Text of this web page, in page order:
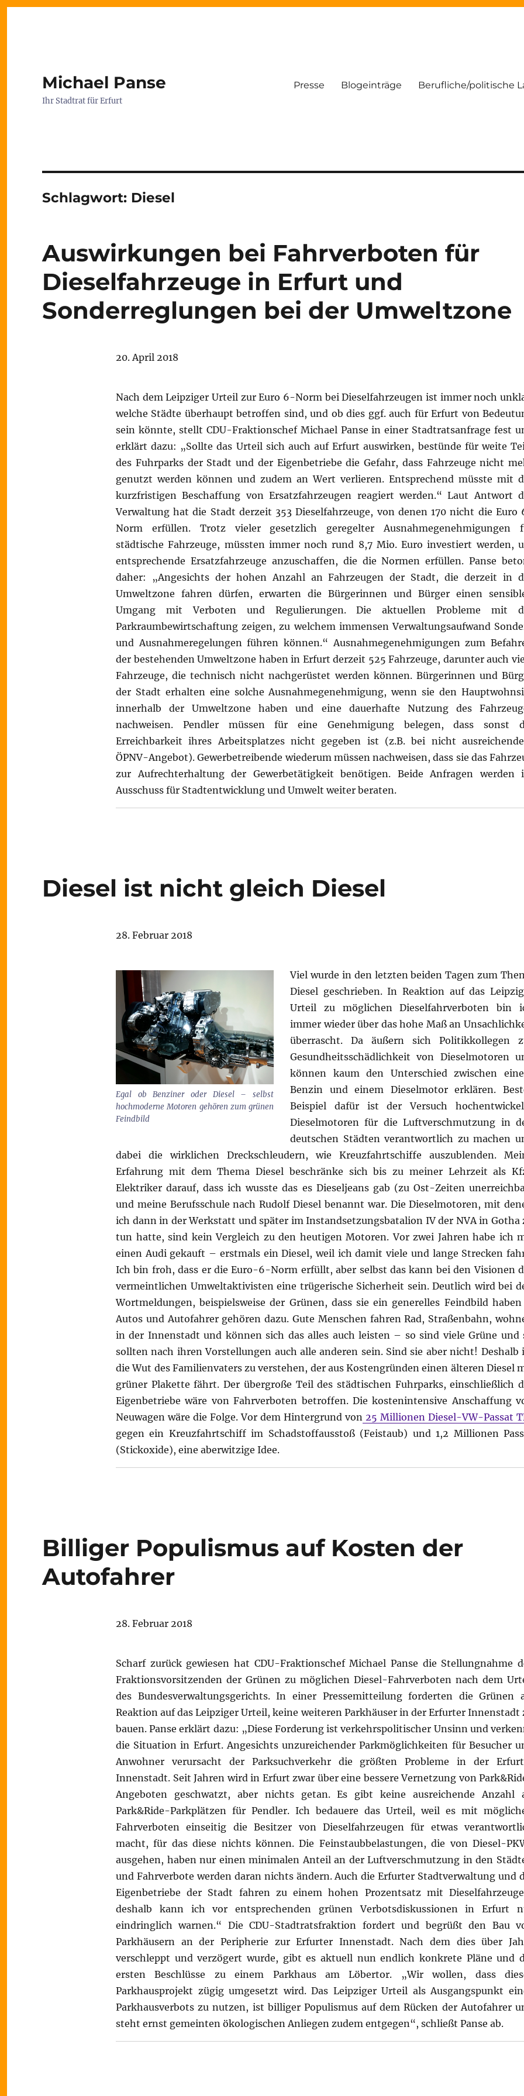
Michael Panse
Ihr Stadtrat für Erfurt
Presse Blogeinträge Berufliche/politische
Schlagwort: Diesel
Auswirkungen bei Fahrverboten für
Dieselfahrzeuge in Erfurt und
Sonderreglungen bei der Umweltzone
20. April 2018
Nach dem Leipziger Urteil zur Euro 6-Norm bei Dieselfahrzeugen ist immer noch
welche Städte überhaupt betroffen sind, und ob dies ggf. auch für Erfurt von
sein könnte, stellt CDU-Fraktionschef Michael Panse in einer Stadtratsanfrage fest
erklärt dazu: „Sollte das Urteil sich auch auf Erfurt auswirken, bestünde für weite
des Fuhrparks der Stadt und der Eigenbetriebe die Gefahr, dass Fahrzeuge nicht
genutzt werden können und zudem an Wert verlieren. Entsprechend müsste mit
kurzfristigen Beschaffung von Ersatzfahrzeugen reagiert werden.“ Laut Antwort
Verwaltung hat die Stadt derzeit 353 Dieselfahrzeuge, von denen 170 nicht die Euro
Norm erfüllen. Trotz vieler gesetzlich geregelter Ausnahmegenehmigungen
städtische Fahrzeuge, müssten immer noch rund 8,7 Mio. Euro investiert werden,
entsprechende Ersatzfahrzeuge anzuschaffen, die die Normen erfüllen. Panse
daher: „Angesichts der hohen Anzahl an Fahrzeugen der Stadt, die derzeit in
Umweltzone fahren dürfen, erwarten die Bürgerinnen und Bürger einen
Umgang mit Verboten und Regulierungen. Die aktuellen Probleme mit
Parkraumbewirtschaftung zeigen, zu welchem immensen Verwaltungsaufwand
und Ausnahmeregelungen führen können.“ Ausnahmegenehmigungen zum
der bestehenden Umweltzone haben in Erfurt derzeit 525 Fahrzeuge, darunter auch
Fahrzeuge, die technisch nicht nachgerüstet werden können. Bürgerinnen und
der Stadt erhalten eine solche Ausnahmegenehmigung, wenn sie den
innerhalb der Umweltzone haben und eine dauerhafte Nutzung des
nachweisen. Pendler müssen für eine Genehmigung belegen, dass sonst
Erreichbarkeit ihres Arbeitsplatzes nicht gegeben ist (z.B. bei nicht
ÖPNV-Angebot). Gewerbetreibende wiederum müssen nachweisen, dass sie das
zur Aufrechterhaltung der Gewerbetätigkeit benötigen. Beide Anfragen werden
Ausschuss für Stadtentwicklung und Umwelt weiter beraten.
Diesel ist nicht gleich Diesel
28. Februar 2018
Egal ob Benziner oder Diesel – selbst
hochmoderne Motoren gehören zum grünen
Feindbild
Viel wurde in den letzten beiden Tagen zum
Diesel geschrieben. In Reaktion auf das
Urteil zu möglichen Dieselfahrverboten bin
immer wieder über das hohe Maß an
überrascht. Da äußern sich Politikkollegen
Gesundheitsschädlichkeit von Dieselmotoren
können kaum den Unterschied zwischen
Benzin und einem Dieselmotor erklären.
Beispiel dafür ist der Versuch
Dieselmotoren für die Luftverschmutzung in
deutschen Städten verantwortlich zu machen
dabei die wirklichen Dreckschleudern, wie Kreuzfahrtschiffe auszublenden.
Erfahrung mit dem Thema Diesel beschränke sich bis zu meiner Lehrzeit als
Elektriker darauf, dass ich wusste das es Dieseljeans gab (zu Ost-Zeiten
und meine Berufsschule nach Rudolf Diesel benannt war. Die Dieselmotoren, mit
ich dann in der Werkstatt und später im Instandsetzungsbatalion IV der NVA in Gotha
tun hatte, sind kein Vergleich zu den heutigen Motoren. Vor zwei Jahren habe ich
einen Audi gekauft – erstmals ein Diesel, weil ich damit viele und lange Strecken
Ich bin froh, dass er die Euro-6-Norm erfüllt, aber selbst das kann bei den Visionen
vermeintlichen Umweltaktivisten eine trügerische Sicherheit sein. Deutlich wird bei
Wortmeldungen, beispielsweise der Grünen, dass sie ein generelles Feindbild
Autos und Autofahrer gehören dazu. Gute Menschen fahren Rad, Straßenbahn,
in der Innenstadt und können sich das alles auch leisten – so sind viele Grüne und
sollten nach ihren Vorstellungen auch alle anderen sein. Sind sie aber nicht! Deshalb
die Wut des Familienvaters zu verstehen, der aus Kostengründen einen älteren Diesel
grüner Plakette fährt. Der übergroße Teil des städtischen Fuhrparks, einschließlich
Eigenbetriebe wäre von Fahrverboten betroffen. Die kostenintensive Anschaffung
Neuwagen wäre die Folge. Vor dem Hintergrund von 25 Millionen Diesel-VW-Passat
gegen ein Kreuzfahrtschiff im Schadstoffausstoß (Feistaub) und 1,2 Millionen
(Stickoxide), eine aberwitzige Idee.
Billiger Populismus auf Kosten der
Autofahrer
28. Februar 2018
Scharf zurück gewiesen hat CDU-Fraktionschef Michael Panse die Stellungnahme
Fraktionsvorsitzenden der Grünen zu möglichen Diesel-Fahrverboten nach dem
des Bundesverwaltungsgerichts. In einer Pressemitteilung forderten die Grünen
Reaktion auf das Leipziger Urteil, keine weiteren Parkhäuser in der Erfurter Innenstadt
bauen. Panse erklärt dazu: „Diese Forderung ist verkehrspolitischer Unsinn und
die Situation in Erfurt. Angesichts unzureichender Parkmöglichkeiten für Besucher
Anwohner verursacht der Parksuchverkehr die größten Probleme in der
Innenstadt. Seit Jahren wird in Erfurt zwar über eine bessere Vernetzung von
Angeboten geschwatzt, aber nichts getan. Es gibt keine ausreichende Anzahl
Park&Ride-Parkplätzen für Pendler. Ich bedauere das Urteil, weil es mit
Fahrverboten einseitig die Besitzer von Dieselfahrzeugen für etwas
macht, für das diese nichts können. Die Feinstaubbelastungen, die von Diesel-
ausgehen, haben nur einen minimalen Anteil an der Luftverschmutzung in den
und Fahrverbote werden daran nichts ändern. Auch die Erfurter Stadtverwaltung und
Eigenbetriebe der Stadt fahren zu einem hohen Prozentsatz mit
deshalb kann ich vor entsprechenden grünen Verbotsdiskussionen in Erfurt
eindringlich warnen.“ Die CDU-Stadtratsfraktion fordert und begrüßt den Bau
Parkhäusern an der Peripherie zur Erfurter Innenstadt. Nach dem dies über
verschleppt und verzögert wurde, gibt es aktuell nun endlich konkrete Pläne und
ersten Beschlüsse zu einem Parkhaus am Löbertor. „Wir wollen, dass
Parkhausprojekt zügig umgesetzt wird. Das Leipziger Urteil als Ausgangspunkt
Parkhausverbots zu nutzen, ist billiger Populismus auf dem Rücken der Autofahrer
steht ernst gemeinten ökologischen Anliegen zudem entgegen“, schließt Panse ab.